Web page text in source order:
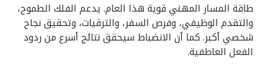
طاقة المسار المهني قوية هذا العام. يدعم الفلك الطموح،
والتقدم الوظيفي، وفرص السفر، والترقيات، وتحقيق نجاح
شخصي أكبر. كما أن الانضباط سيحقق نتائج أسرع من ردود
الفعل العاطفية.